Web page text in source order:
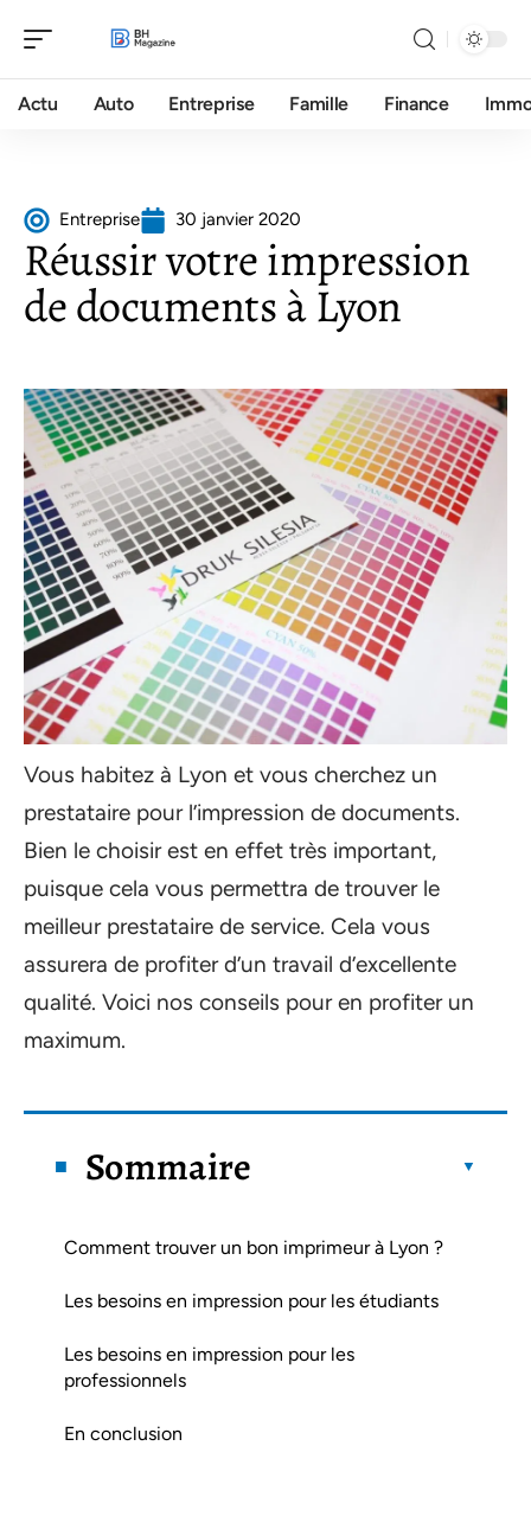
Actu Auto Entreprise Famille Finance
Entreprise 30 janvier 2020
Réussir votre impression
de documents à Lyon
Vous habitez à Lyon et vous cherchez un
prestataire pour l’impression de documents.
Bien le choisir est en effet très important,
puisque cela vous permettra de trouver le
meilleur prestataire de service. Cela vous
assurera de profiter d’un travail d’excellente
qualité. Voici nos conseils pour en profiter un
maximum.
Sommaire
Comment trouver un bon imprimeur à Lyon ?
Les besoins en impression pour les étudiants
Les besoins en impression pour les
professionnels
En conclusion